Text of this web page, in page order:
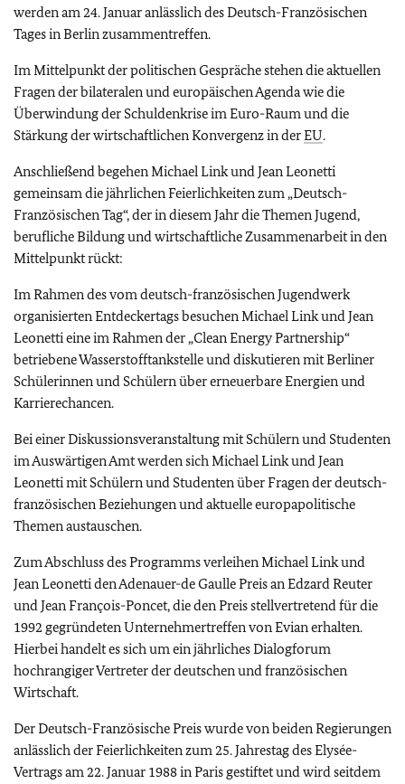
werden am 24. Januar anlässlich des Deutsch-Französischen
Tages in Berlin zusammentreffen.
Im Mittelpunkt der politischen Gespräche stehen die aktuellen
Fragen der bilateralen und europäischen Agenda wie die
Überwindung der Schuldenkrise im Euro-Raum und die
Stärkung der wirtschaftlichen Konvergenz in derEU.
Anschließend begehen Michael Link und Jean Leonetti
gemeinsam die jährlichen Feierlichkeiten zum „Deutsch-
Französischen Tag“, der in diesem Jahr die Themen Jugend,
berufliche Bildung und wirtschaftliche Zusammenarbeit in den
Mittelpunkt rückt:
Im Rahmen des vom deutsch-französischen Jugendwerk
organisierten Entdeckertags besuchen Michael Link und Jean
Leonetti eine im Rahmen der „Clean Energy Partnership“
betriebene Wasserstofftankstelle und diskutieren mit Berliner
Schülerinnen und Schülern über erneuerbare Energien und
Karrierechancen.
Bei einer Diskussionsveranstaltung mit Schülern und Studenten
im Auswärtigen Amt werden sich Michael Link und Jean
Leonetti mit Schülern und Studenten über Fragen der deutsch-
französischen Beziehungen und aktuelle europapolitische
Themen austauschen.
Zum Abschluss des Programms verleihen Michael Link und
Jean Leonetti den Adenauer-de Gaulle Preis an Edzard Reuter
und Jean François-Poncet, die den Preis stellvertretend für die
1992 gegründeten Unternehmertreffen von Evian erhalten.
Hierbei handelt es sich um ein jährliches Dialogforum
hochrangiger Vertreter der deutschen und französischen
Wirtschaft.
Der Deutsch-Französische Preis wurde von beiden Regierungen
anlässlich der Feierlichkeiten zum 25. Jahrestag des Elysée-
Vertrags am 22. Januar 1988 in Paris gestiftet und wird seitdem